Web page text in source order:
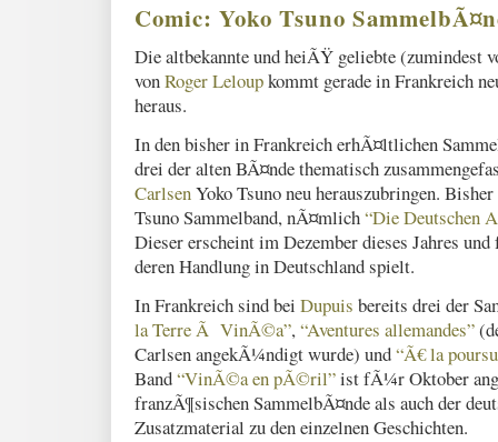
Comic: Yoko Tsuno
Die altbekannte und heiÃŸ geliebte (zumindest
vonRoger Leloupkommt gerade in Frankreich
heraus.
In den bisher in Frankreich erhÃ¤ltlichen
drei der alten BÃ¤nde thematisch
CarlsenYoko Tsuno neu herauszubringen.
Tsuno Sammelband, nÃ¤mlich“Die Deutschen
Dieser erscheint im Dezember dieses Jahres
deren Handlung in Deutschland spielt.
In Frankreich sind bei Dupuis bereits drei der
la Terre Ã VinÃ©a”,“Aventures allemandes”
Carlsen angekÃ¼ndigt wurde) und“Ã€ la
Band“VinÃ©a en pÃ©ril”ist fÃ¼r Oktober
franzÃ¶sischen SammelbÃ¤nde als auch der
Zusatzmaterial zu den einzelnen Geschichten.